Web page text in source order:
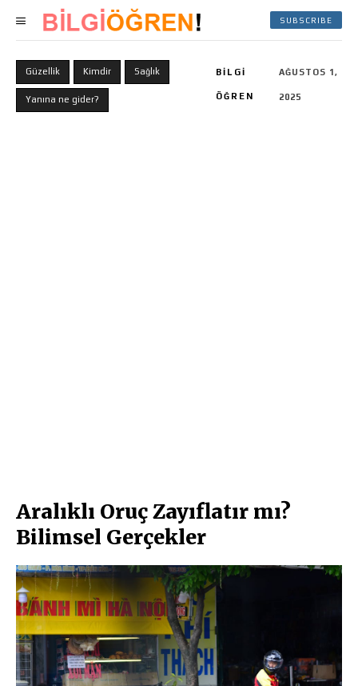
SUBSCRIBE
Güzellik Kimdir Sağlık
Yanına ne gider?
BILGI
ÖĞREN
AĞUSTOS 1,
2025
Aralıklı Oruç Zayıflatır mı?
Bilimsel Gerçekler